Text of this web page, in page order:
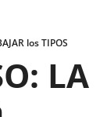
los TIPOS
LA